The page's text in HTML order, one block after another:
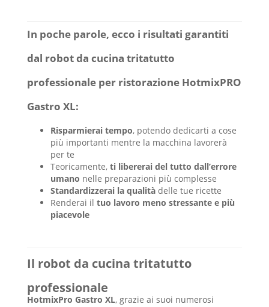
In poche parole, ecco i risultati garantiti
dal robot da cucina tritatutto
professionale per ristorazione HotmixPRO
Gastro XL:
Risparmierai tempo, potendo dedicarti a cose
più importanti mentre la macchina lavorerà
per te
Teoricamente, ti libererai del tutto dall’errore
umano nelle preparazioni più complesse
Standardizzerai la qualitàdelle tue ricette
Renderai il tuo lavoro meno stressante e più
piacevole
Il robot da cucina tritatutto
professionale
HotmixPro Gastro XL, grazie ai suoi numerosi